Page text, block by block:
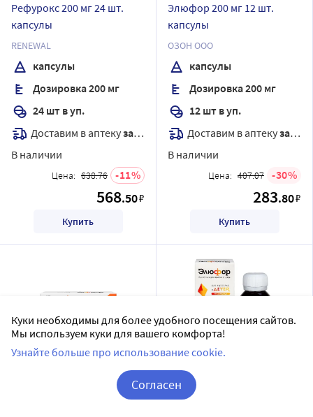
Рефурокс 200 мг 24 шт.
капсулы
RENEWAL
капсулы
Дозировка 200 мг
24 шт в уп.
Доставим в аптекузавтра
В наличии
Цена: 638.76 11
568.50₽
Купить
Элюфор 200 мг 12 шт.
капсулы
ОЗОН ООО
капсулы
Дозировка 200 мг
12 шт в уп.
Доставим в аптекузавтра
В наличии
Цена: 407.07 30
283.80₽
Купить
Элюфор 200 мг 18 шт.
Элюфор 200 мг/5 мл 1 шт.
флакон суспензия для
Куки необходимы для более удобного посещения сайтов.
Мы используем куки для вашего комфорта!
Узнайте больше про использование cookie.
Согласен